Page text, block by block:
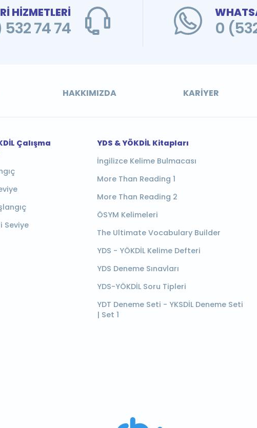
HİZMETLERİ
74 74 0
HAKKIMIZDA KARIYER
Çalışma
Seviye
YDS & YÖKDİL Kitapları
İngilizce Kelime Bulmacası
More Than Reading 1
More Than Reading 2
ÖSYM Kelimeleri
The Ultimate Vocabulary Builder
YDS - YÖKDİL Kelime Defteri
YDS Deneme Sınavları
YDS-YÖKDİL Soru Tipleri
YDT Deneme Seti - YKSDİL Deneme Seti
| Set 1